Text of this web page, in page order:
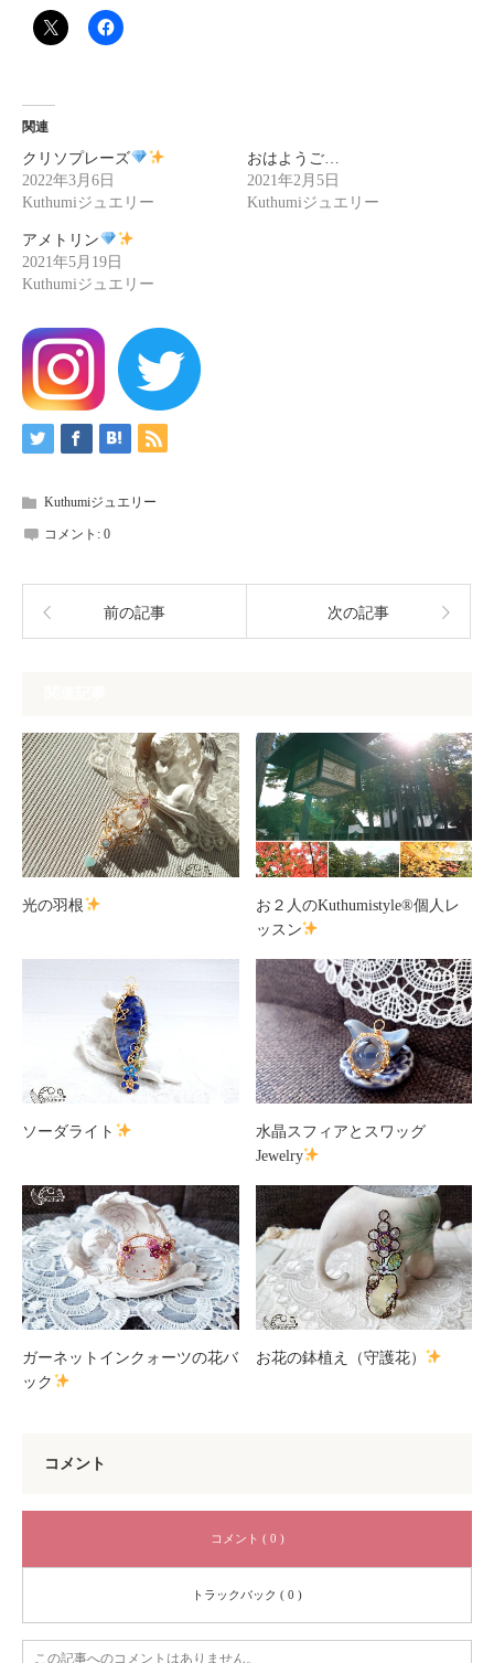
関連
クリソプレーズ
2022年3月6日
Kuthumiジュエリー
おはようご…
2021年2月5日
Kuthumiジュエリー
アメトリン
2021年5月19日
Kuthumiジュエリー
Kuthumiジュエリー
コメント: 0
前の記事 次の記事
光の羽根
お２人のKuthumistyle®個人レ
ッスン
ソーダライト
水晶スフィアとスワッグ
Jewelry
ガーネットインクォーツの花バ
ック
お花の鉢植え（守護花）
コメント
コメント ( 0 )
トラックバック ( 0 )
この記事へのコメントはありません。